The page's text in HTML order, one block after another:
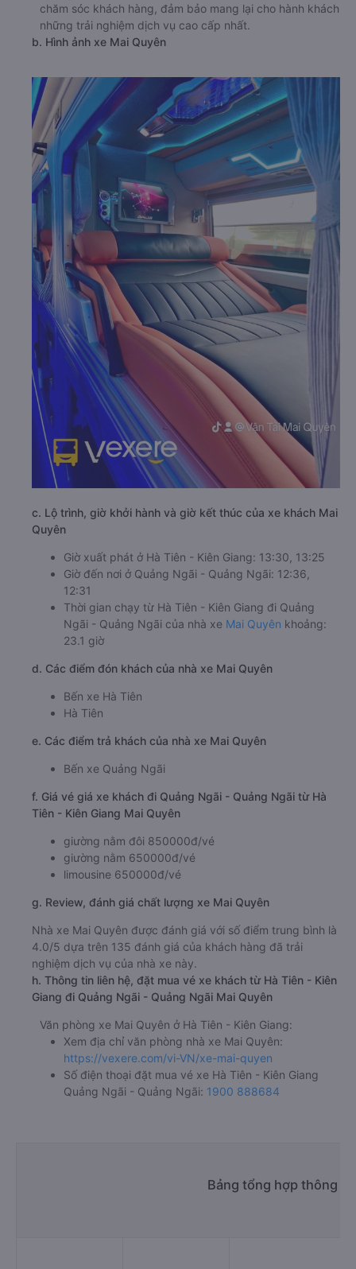
chăm sóc khách hàng, đảm bảo mang lại cho hành khách
những trải nghiệm dịch vụ cao cấp nhất.
b. Hình ảnh xe Mai Quyên
c. Lộ trình, giờ khởi hành và giờ kết thúc của xe khách Mai
Quyên
Giờ xuất phát ở Hà Tiên - Kiên Giang: 13:30, 13:25
Giờ đến nơi ở Quảng Ngãi - Quảng Ngãi: 12:36,
12:31
Thời gian chạy từ Hà Tiên - Kiên Giang đi Quảng
Ngãi - Quảng Ngãi của nhà xe Mai Quyên khoảng:
23.1 giờ
d. Các điểm đón khách của nhà xe Mai Quyên
Bến xe Hà Tiên
Hà Tiên
e. Các điểm trả khách của nhà xe Mai Quyên
Bến xe Quảng Ngãi
f. Giá vé giá xe khách đi Quảng Ngãi - Quảng Ngãi từ Hà
Tiên - Kiên Giang Mai Quyên
giường nằm đôi 850000đ/vé
giường nằm 650000đ/vé
limousine 650000đ/vé
g. Review, đánh giá chất lượng xe Mai Quyên
Nhà xe Mai Quyên được đánh giá với số điểm trung bình là
4.0/5 dựa trên 135 đánh giá của khách hàng đã trải
nghiệm dịch vụ của nhà xe này.
h. Thông tin liên hệ, đặt mua vé xe khách từ Hà Tiên - Kiên
Giang đi Quảng Ngãi - Quảng Ngãi Mai Quyên
Văn phòng xe Mai Quyên ở Hà Tiên - Kiên Giang:
Xem địa chỉ văn phòng nhà xe Mai Quyên:
https://vexere.com/vi-VN/xe-mai-quyen
Số điện thoại đặt mua vé xe Hà Tiên - Kiên Giang
Quảng Ngãi - Quảng Ngãi: 1900 888684
Bảng tổng hợp thông